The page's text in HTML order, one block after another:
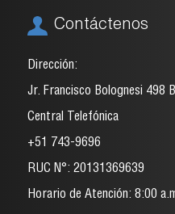
Contáctenos
Dirección:
Jr. Francisco Bolognesi 498
Central Telefónica
+51 743-9696
RUC N°: 20131369639
Horario de Atención: 8:00